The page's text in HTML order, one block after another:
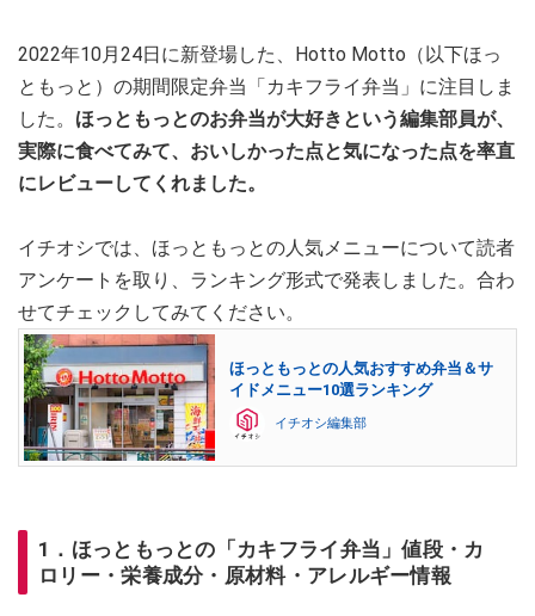
2022年10月24日に新登場した、Hotto Motto（以下ほっ
ともっと）の期間限定弁当「カキフライ弁当」に注目しま
した。 ほっともっとのお弁当が大好きという編集部員が、
実際に食べてみて、おいしかった点と気になった点を率直
にレビューしてくれました。
イチオシでは、ほっともっとの人気メニューについて読者
アンケートを取り、ランキング形式で発表しました。合わ
せてチェックしてみてください。
ほっともっとの人気おすすめ弁当＆サ
イドメニュー10選ランキング
イチオシ編集部
1．ほっともっとの「カキフライ弁当」値段・カ
ロリー・栄養成分・原材料・アレルギー情報